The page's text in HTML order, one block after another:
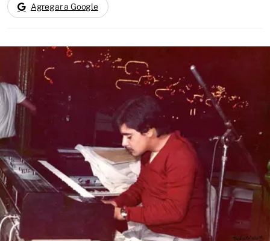
Agregar a Google